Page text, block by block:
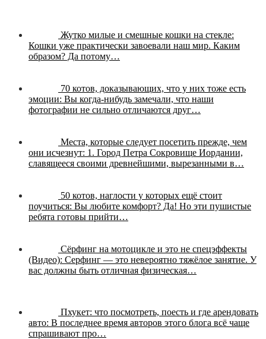
Жутко милые и смешные кошки на стекле:
Кошки уже практически завоевали наш мир. Каким
образом? Да потому…
70 котов, доказывающих, что у них тоже есть
эмоции: Вы когда-нибудь замечали, что наши
фотографии не сильно отличаются друг…
Места, которые следует посетить прежде, чем
они исчезнут: 1. Город Петра Сокровище Иордании,
славящееся своими древнейшими, вырезанными в…
50 котов, наглости у которых ещё стоит
поучиться: Вы любите комфорт? Да! Но эти пушистые
ребята готовы прийти…
Сёрфинг на мотоцикле и это не спецэффекты
(Видео): Серфинг — это невероятно тяжёлое занятие. У
вас должны быть отличная физическая…
Пхукет: что посмотреть, поесть и где арендовать
авто: В последнее время авторов этого блога всё чаще
спрашивают про…